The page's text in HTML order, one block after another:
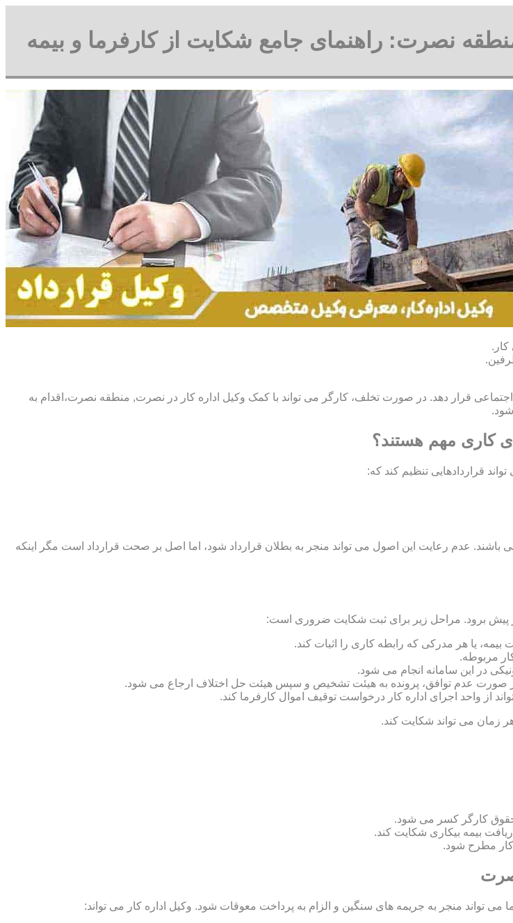
نصرت: راهنمای جامع شکایت از کارفرما و بیمه
تأمین اجتماعی قرار دهد. در صورت تخلف، کارگر می تواند با کمک وکیل اداره کار در نصرت, منطقه نصرت،اقدام به
کاری مهم هستند؟
قراردادهایی تنظیم کند که:
قانونی باشند. عدم رعایت این اصول می تواند منجر به بطلان قرارداد شود، اما اصل بر صحت قرارداد است مگر اینکه
پیش برود. مراحل زیر برای ثبت شکایت ضروری است:
یا هر مدرکی که رابطه کاری را اثبات کند.
مربوطه.
صورت عدم توافق، پرونده به هیئت تشخیص و سپس هیئت حل اختلاف ارجاع می شود.
از واحد اجرای اداره کار درخواست توقیف اموال کارفرما کند.
زمان می تواند شکایت کند.
کار مطرح شود.
منجر به جریمه های سنگین و الزام به پرداخت معوقات شود. وکیل اداره کار می تواند: